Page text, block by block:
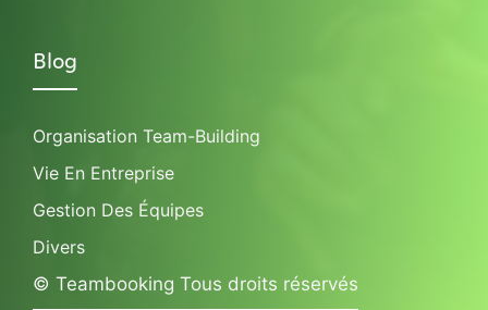
Blog
Organisation Team-Building
Vie En Entreprise
Gestion Des Équipes
Divers
© Teambooking Tous droits réservés